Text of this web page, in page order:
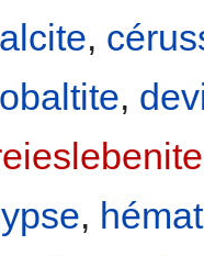
,
,
,